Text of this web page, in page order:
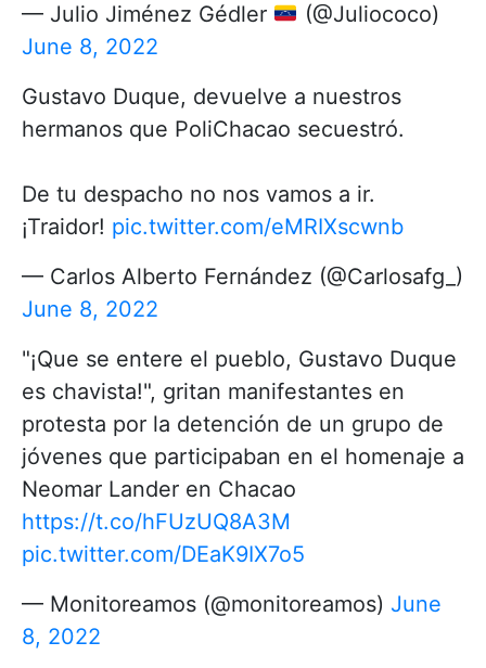
— Julio Jiménez Gédler
(@Juliococo)
June 8, 2022
Gustavo Duque, devuelve a nuestros
hermanos que PoliChacao secuestró.
De tu despacho no nos vamos a ir.
¡Traidor! pic.twitter.com/eMRIXscwnb
— Carlos Alberto Fernández (@Carlosafg_)
June 8, 2022
"¡Que se entere el pueblo, Gustavo Duque
es chavista!", gritan manifestantes en
protesta por la detención de un grupo de
jóvenes que participaban en el homenaje a
Neomar Lander en Chacao
https://t.co/hFUzUQ8A3M
pic.twitter.com/DEaK9IX7o5
— Monitoreamos (@monitoreamos) June
8, 2022